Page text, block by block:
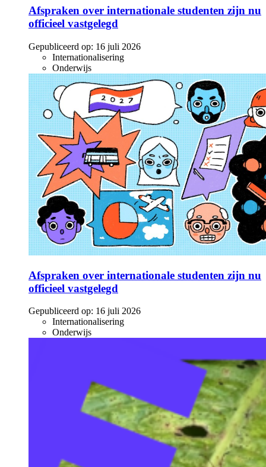
Afspraken over internationale studenten zijn nu
officieel vastgelegd
Gepubliceerd op: 16 juli 2026
Internationalisering
Onderwijs
Afspraken over internationale studenten zijn nu
officieel vastgelegd
Gepubliceerd op: 16 juli 2026
Internationalisering
Onderwijs